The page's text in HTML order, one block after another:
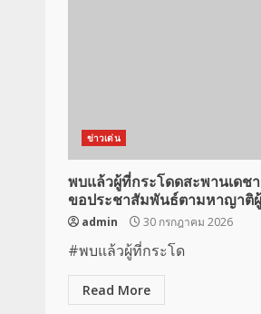
ข่าวเด่น
พบแล้วผู้ที่กระโดดสะพานเดช
ขอประชาสัมพันธ์ตามหาญาติผู้
admin 30 กรกฎาคม 2026
#พบแล้วผู้ที่กระโด
Read More